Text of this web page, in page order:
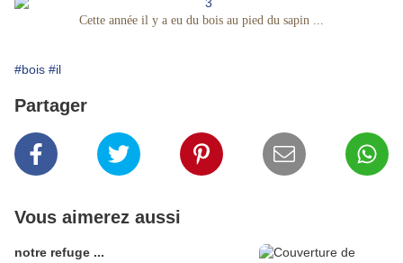
Cette année il y a eu du bois au pied du sapin ...
#bois #il
Partager
Vous aimerez aussi
notre refuge ...